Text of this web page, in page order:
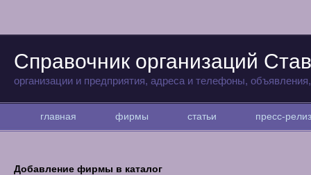
Справочник организаций
организации и предприятия, адреса и телефоны,
главная фирмы статьи пресс-
Добавление фирмы в каталог